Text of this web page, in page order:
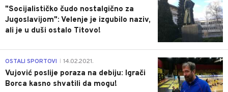
"Socijalističko čudo nostalgično za
Jugoslavijom": Velenje je izgubilo naziv,
ali je u duši ostalo Titovo!
1
OSTALI SPORTOVI 14.02.2021.
Vujović poslije poraza na debiju: Igrači
Borca kasno shvatili da mogu!